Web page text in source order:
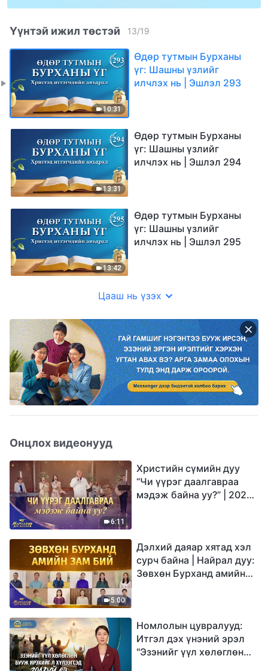
Үүнтэй ижил төстэй 13/19
10:31
Өдөр тутмын Бурханы
үг: Шашны үзлийг
илчлэх нь | Эшлэл 293
13:31
Өдөр тутмын Бурханы
үг: Шашны үзлийг
илчлэх нь | Эшлэл 294
13:42
Өдөр тутмын Бурханы
үг: Шашны үзлийг
илчлэх нь | Эшлэл 295
Цааш нь үзэх
Онцлох видеонууд
6:11
Христийн сүмийн дуу
“Чи үүрэг даалгавраа
мэдэж байна уу?” | 2026
5:00
Дэлхий даяар хятад хэл
сурч байна | Найрал дуу:
Зөвхөн Бурханд амийн
Номлолын цувралууд:
Итгэл дэх үнэний эрэл
"Эзэнийг үүл хөлөглөн